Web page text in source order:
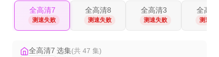
全高清7
测速失败
全高清8
测速失败
全高清3
测速失败
全高
测速失
全高清7 选集(共 47 集)